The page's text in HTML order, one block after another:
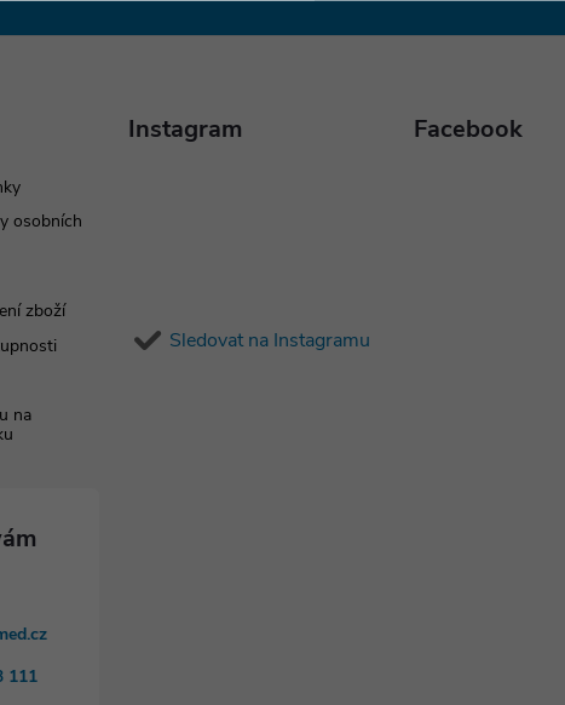
osobních
zboží
na
Instagram
Sledovat na Instagramu
Facebook
111